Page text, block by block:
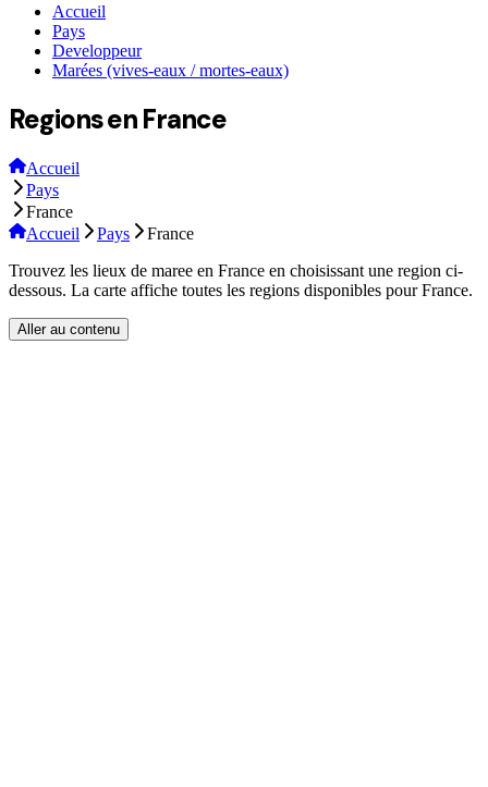
Accueil
Pays
Developpeur
Marées (vives-eaux / mortes-eaux)
Regions en France
Accueil
Pays
France
Accueil
Pays
France
Trouvez les lieux de maree en France en choisissant une region ci-
dessous. La carte affiche toutes les regions disponibles pour France.
Aller au contenu